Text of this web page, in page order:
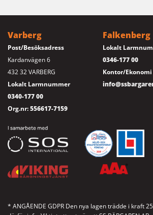
Varberg
Post/Besöksadress
Kardanvägen 6
432 32 VARBERG
Lokalt Larmnummer
0340-177 00
Org.nr:556617-7159
Falkenberg
Lokalt
0346-177 00
Kontor/Ekonomi
* ANGÅENDE GDPR Den nya lagen trädde i kraft